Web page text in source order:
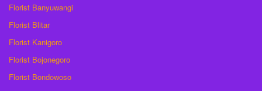
Florist Banyuwangi
Florist Blitar
Florist Kanigoro
Florist Bojonegoro
Florist Bondowoso